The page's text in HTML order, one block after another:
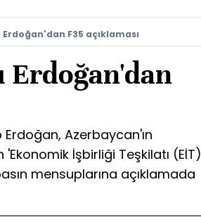
F35 açıklaması
Erdoğan'dan
Azerbaycan'ın
İşbirliği Teşkilatı (EİT)
mensuplarına açıklamada